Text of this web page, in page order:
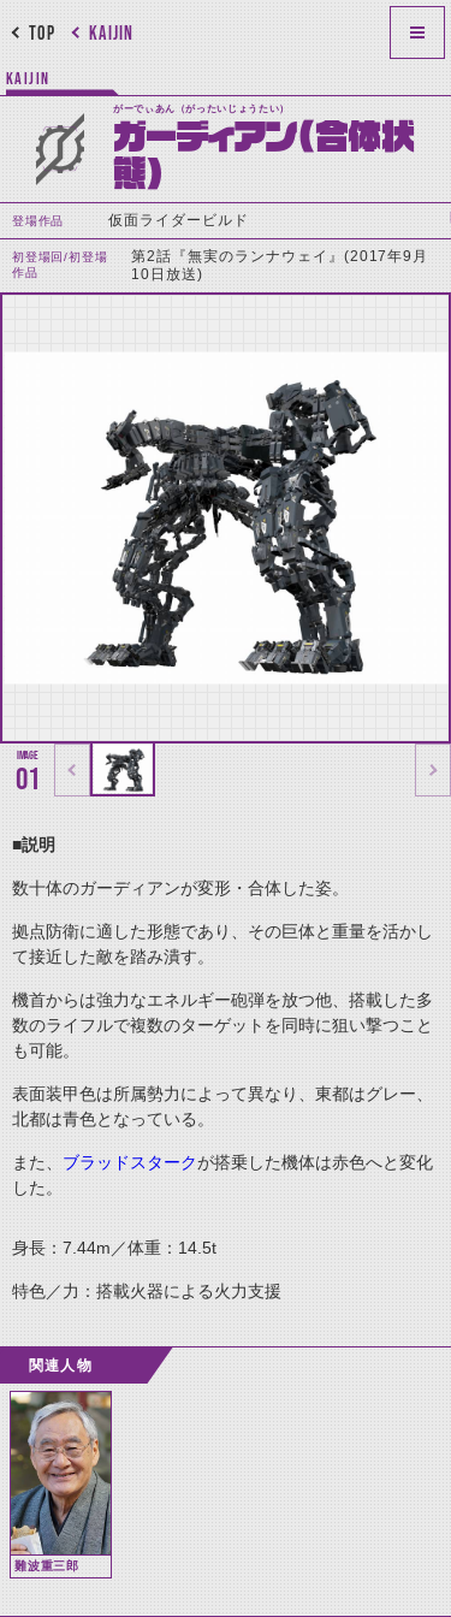
KAIJIN
TOP
KAIJIN
がーでぃあん（がったいじょうたい）
ガーディアン(合体状
態)
登場作品 仮面ライダービルド
初登場回/初登場
作品
第2話『無実のランナウェイ』(2017年9月
10日放送)
01
■説明
数十体のガーディアンが変形・合体した姿。
拠点防衛に適した形態であり、その巨体と重量を活かし
て接近した敵を踏み潰す。
機首からは強力なエネルギー砲弾を放つ他、搭載した多
数のライフルで複数のターゲットを同時に狙い撃つこと
も可能。
表面装甲色は所属勢力によって異なり、東都はグレー、
北都は青色となっている。
また、 ブラッドスタークが搭乗した機体は赤色へと変化
した。
身長：7.44m／体重：14.5t
特色／力：搭載火器による火力支援
関連人物
難波重三郎